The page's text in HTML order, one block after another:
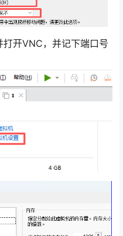
开VNC，并记下端口号